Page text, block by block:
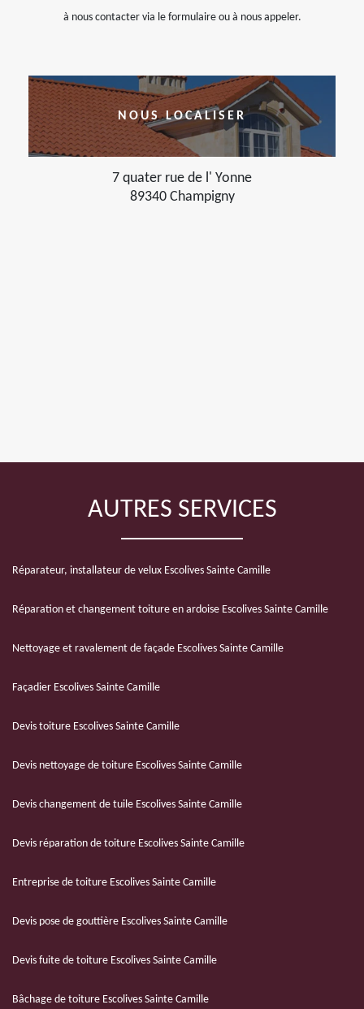
à nous contacter via le formulaire ou à nous appeler.
NOUS LOCALISER
7 quater rue de l' Yonne
89340 Champigny
AUTRES SERVICES
Réparateur, installateur de velux Escolives Sainte Camille
Réparation et changement toiture en ardoise Escolives Sainte Camille
Nettoyage et ravalement de façade Escolives Sainte Camille
Façadier Escolives Sainte Camille
Devis toiture Escolives Sainte Camille
Devis nettoyage de toiture Escolives Sainte Camille
Devis changement de tuile Escolives Sainte Camille
Devis réparation de toiture Escolives Sainte Camille
Entreprise de toiture Escolives Sainte Camille
Devis pose de gouttière Escolives Sainte Camille
Devis fuite de toiture Escolives Sainte Camille
Bâchage de toiture Escolives Sainte Camille